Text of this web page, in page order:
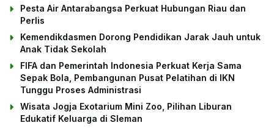
Pesta Air Antarabangsa Perkuat Hubungan Riau dan
Perlis
Kemendikdasmen Dorong Pendidikan Jarak Jauh untuk
Anak Tidak Sekolah
FIFA dan Pemerintah Indonesia Perkuat Kerja Sama
Sepak Bola, Pembangunan Pusat Pelatihan di IKN
Tunggu Proses Administrasi
Wisata Jogja Exotarium Mini Zoo, Pilihan Liburan
Edukatif Keluarga di Sleman